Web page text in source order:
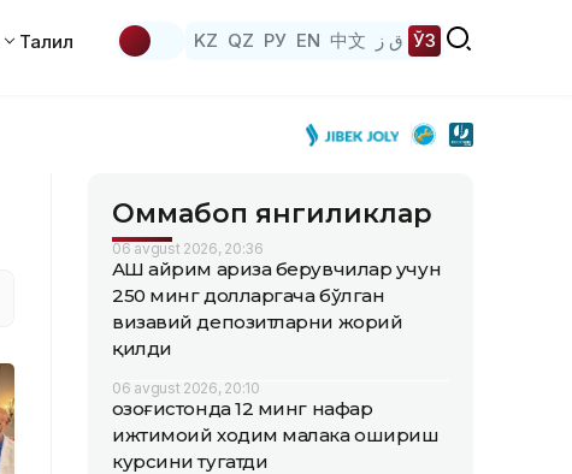
Таҳлил KZ QZ РУ EN 中文 ق ز ЎЗ
Оммабоп янгиликлар
06 avgust 2026, 20:36
АҚШ айрим ариза берувчилар учун
250 минг долларгача бўлган
визавий депозитларни жорий
қилди
06 avgust 2026, 20:10
Қозоғистонда 12 минг нафар
ижтимоий ходим малака ошириш
курсини тугатди